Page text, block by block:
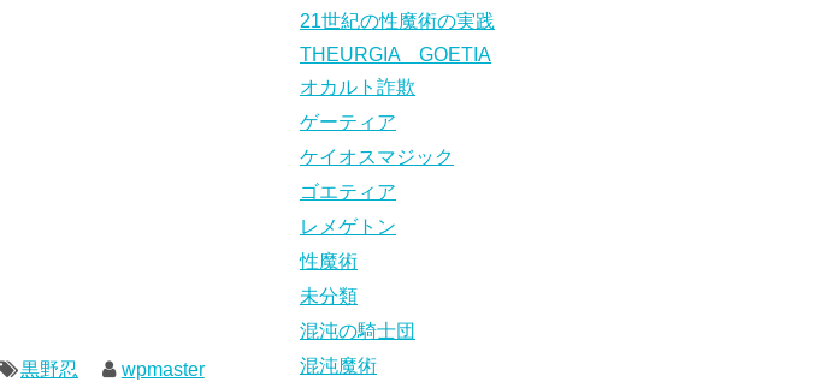
黒野忍 wpmaster
21世紀の性魔術の実践
THEURGIA GOETIA
オカルト詐欺
ゲーティア
ケイオスマジック
ゴエティア
レメゲトン
性魔術
未分類
混沌の騎士団
混沌魔術